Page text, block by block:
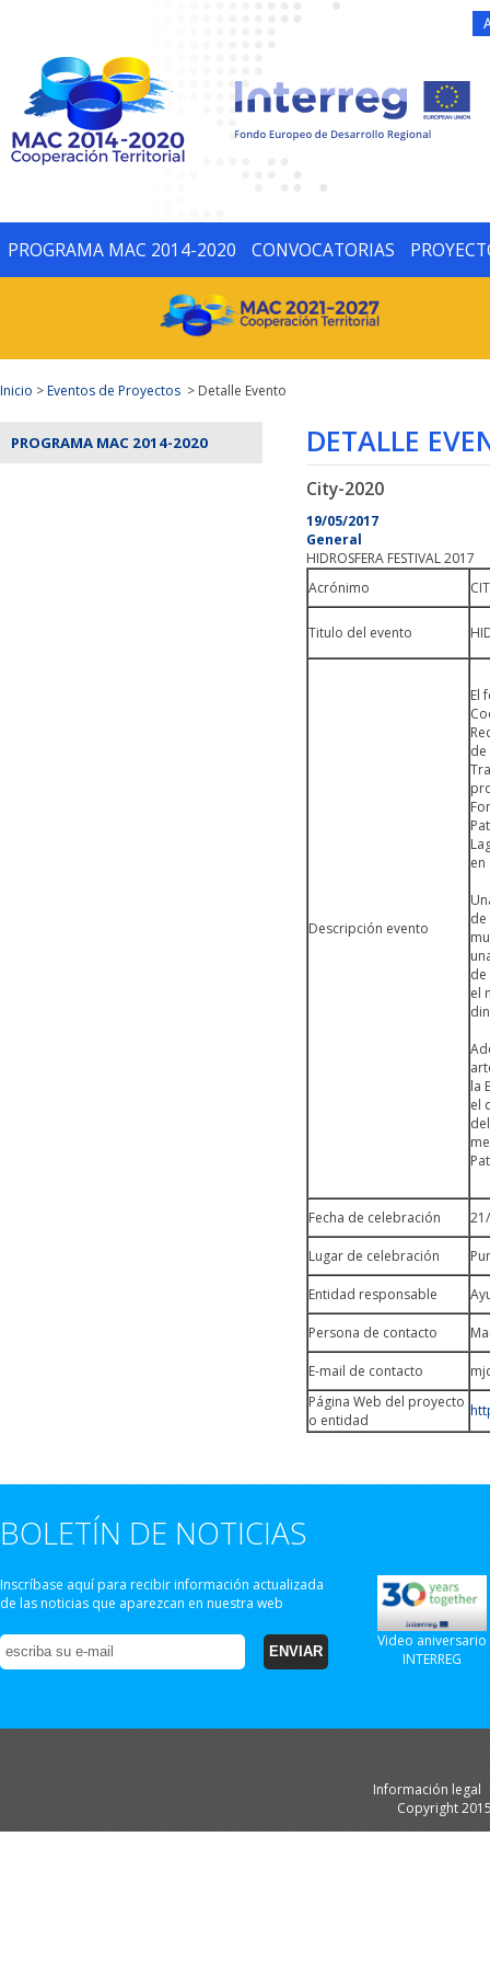
PROGRAMA MAC 2014-2020 CONVOCATORIAS
Inicio >Eventos de Proyectos > Detalle Evento
PROGRAMA MAC 2014-2020 DETALLE
City-2020
19/05/2017
General
HIDROSFERA FESTIVAL 2017
Acrónimo
Titulo del evento
Descripción evento
El
en
de
el
la
el
Fecha de celebración
Lugar de celebración
Entidad responsable
Persona de contacto
E-mail de contacto
Página Web del proyecto
o entidad
BOLETÍN DE NOTICIAS
Inscríbase aquí para recibir información actualizada
de las noticias que aparezcan en nuestra web
Video aniversario
INTERREG
Información legal
Copyright